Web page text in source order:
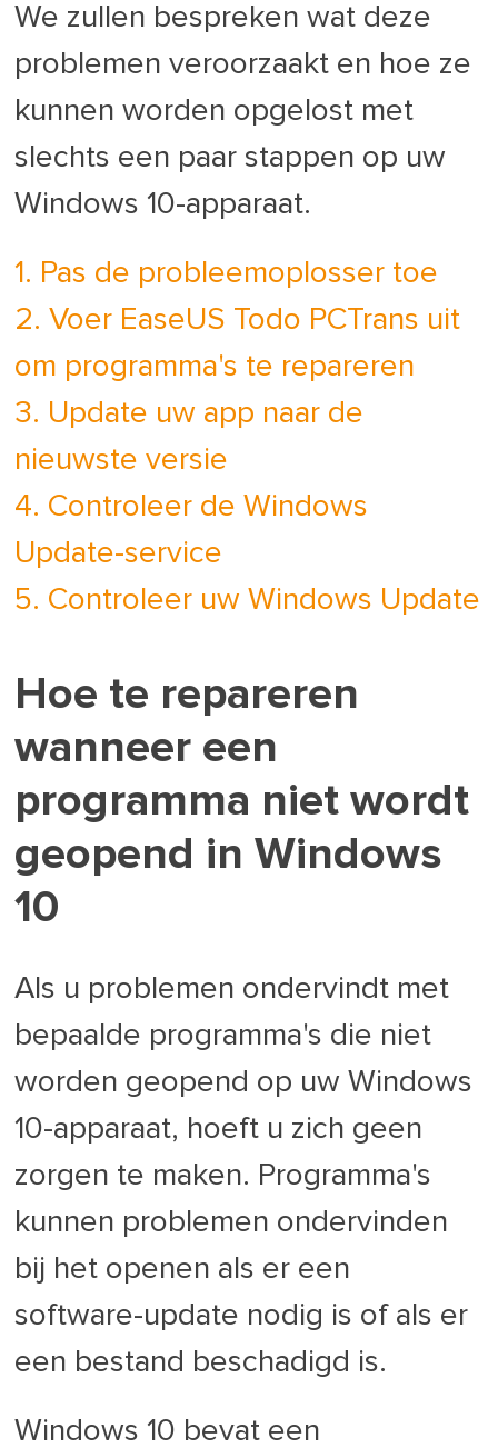
We zullen bespreken wat deze
problemen veroorzaakt en hoe ze
kunnen worden opgelost met
slechts een paar stappen op uw
Windows 10-apparaat.
1. Pas de probleemoplosser toe
2. Voer EaseUS Todo PCTrans uit
om programma's te repareren
3. Update uw app naar de
nieuwste versie
4. Controleer de Windows
Update-service
5. Controleer uw Windows Update
Hoe te repareren
wanneer een
programma niet wordt
geopend in Windows
10
Als u problemen ondervindt met
bepaalde programma's die niet
worden geopend op uw Windows
10-apparaat, hoeft u zich geen
zorgen te maken. Programma's
kunnen problemen ondervinden
bij het openen als er een
software-update nodig is of als er
een bestand beschadigd is.
Windows 10 bevat een